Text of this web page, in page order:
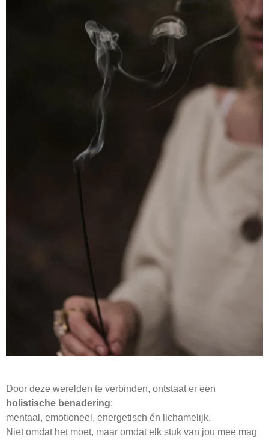
Door deze werelden te verbinden, ontstaat er een
holistische benadering:
mentaal, emotioneel, energetisch én lichamelijk.
Niet omdat het moet, maar omdat elk stuk van jou mee mag